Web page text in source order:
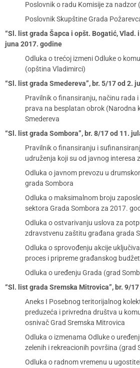
Poslovnik o radu Komisije za nadzor
Poslovnik Skupštine Grada
“Sl. list grada Šapca i opšt. Bogatić, Vlad. i
juna 2017. godine
Odluka o trećoj izmeni Odluke o
(opština Vladimirci)
“Sl. list grada Smedereva”, br. 5/17 od 2.
Pravilnik o finansiranju, načinu rada
prava na besplatan obrok (Narodna
Smedereva
“Sl. list grada Sombora”, br. 8/17 od 11.
Pravilnik o finansiranju i
udruženja koji su od javnog interesa
Odluka o javnom prevozu u
grada Sombora
Odluka o maksimalnom broju
sektora Grada Sombora za 2017.
Odluka o ostvarivanju uslova za
zdravstvenu zaštitu građana grada
Odluka o sprovođenju akcije
proces i pripreme građanskog
Odluka o uređenju Grada (grad
“Sl. list grada Sremska Mitrovica”, br. 9/
Aneks I Posebnog teritorijalnog
preduzeća i privredna društva u
osnivač Grad Sremska Mitrovica
Odluka o izmenama Odluke o
zelenih i rekreacionih površina (grad
Odluka o radnom vremenu u